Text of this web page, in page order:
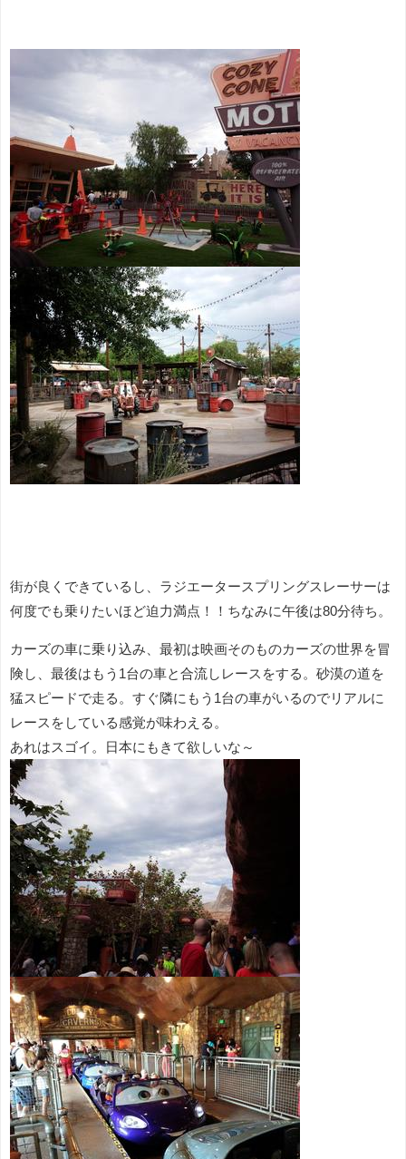
街が良くできているし、ラジエータースプリングスレーサーは
何度でも乗りたいほど迫力満点！！ちなみに午後は80分待ち。
カーズの車に乗り込み、最初は映画そのものカーズの世界を冒
険し、最後はもう1台の車と合流しレースをする。砂漠の道を
猛スピードで走る。すぐ隣にもう1台の車がいるのでリアルに
レースをしている感覚が味わえる。
あれはスゴイ。日本にもきて欲しいな～